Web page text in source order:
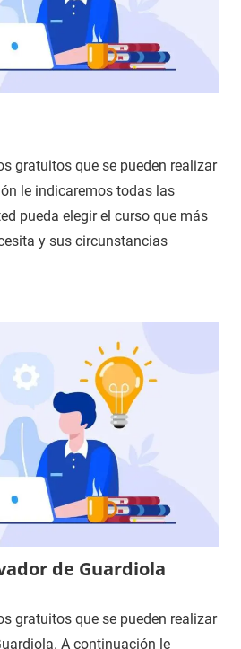
gratuitos que se pueden realizar
le indicaremos todas las
pueda elegir el curso que más
y sus circunstancias
de Guardiola
gratuitos que se pueden realizar
A continuación le